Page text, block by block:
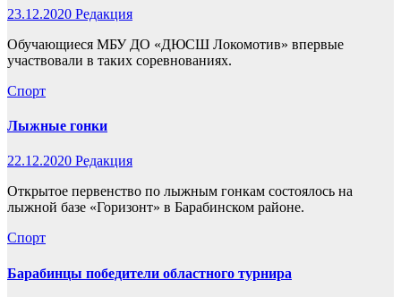
23.12.2020 Редакция
Обучающиеся МБУ ДО «ДЮСШ Локомотив» впервые
участвовали в таких соревнованиях.
Спорт
Лыжные гонки
22.12.2020 Редакция
Открытое первенство по лыжным гонкам состоялось на
лыжной базе «Горизонт» в Барабинском районе.
Спорт
Барабинцы победители областного турнира